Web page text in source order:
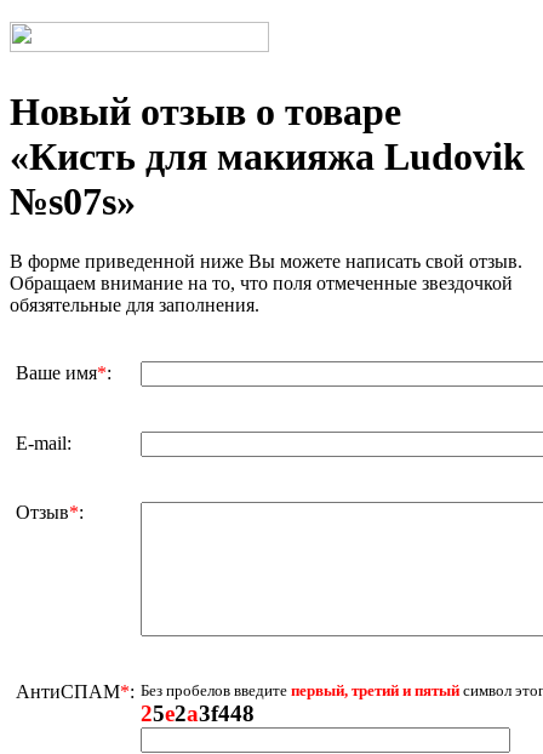
Новый отзыв о товаре
«Киcть для макияжа Ludovik
№s07s»
В форме приведенной ниже Вы можете написать свой отзыв.
Обращаем внимание на то, что поля отмеченные звездочкой
обязятельные для заполнения.
Ваше имя*:
E-mail:
Отзыв*:
АнтиСПАМ*: Без пробелов введите первый, третий и пятый символ
25e2a3f448